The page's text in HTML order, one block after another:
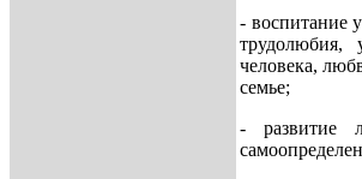
- воспитание
человека,
семье;
- развитие